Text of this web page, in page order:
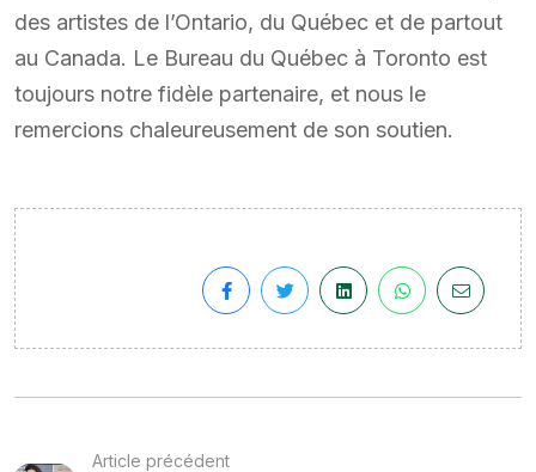
des artistes de l’Ontario, du Québec et de partout
au Canada. Le Bureau du Québec à Toronto est
toujours notre fidèle partenaire, et nous le
remercions chaleureusement de son soutien.
Article précédent